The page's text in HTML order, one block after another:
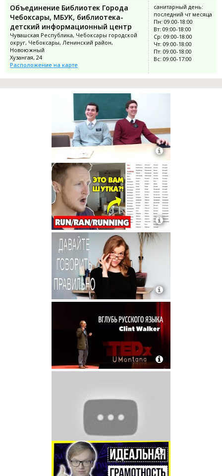
Объединение Библиотек Города
Чебоксары, МБУК, библиотека-
детский информационный центр
Чувашская Республика, Чебоксары городской
округ, Чебоксары, Ленинский район,
Новоюжный
Хузангая, 24
Расположение на карте
санитарный день:
последний чт месяца
Пн: 09:00-18:00
Вт: 09:00-18:00
Ср: 09:00-18:00
Чт: 09:00-18:00
Пт: 09:00-18:00
Вс: 09:00-17:00